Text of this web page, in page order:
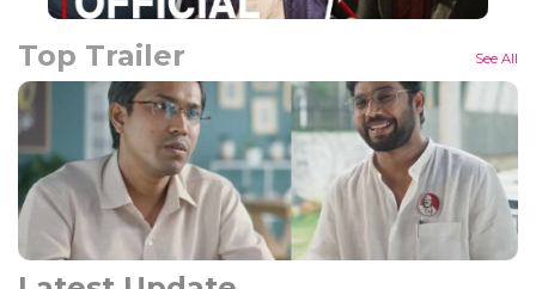
Top Trailer See All